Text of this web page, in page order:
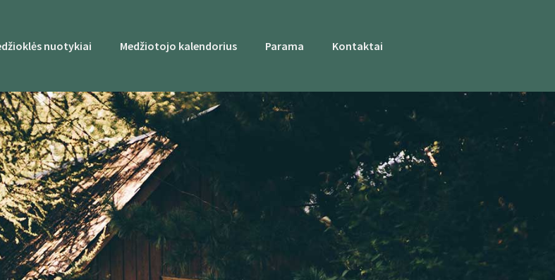
nuotykiai Medžiotojo kalendorius Parama Kontaktai